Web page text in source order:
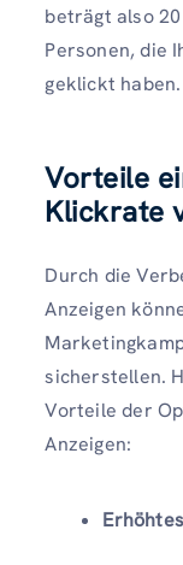
beträgt also
Personen, die
geklickt haben.
Vorteile
Klickrate
Durch die
Anzeigen
sicherstellen.
Vorteile der
Anzeigen: